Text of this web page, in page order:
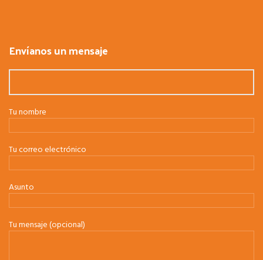
Envíanos un mensaje
Tu nombre
Tu correo electrónico
Asunto
Tu mensaje (opcional)